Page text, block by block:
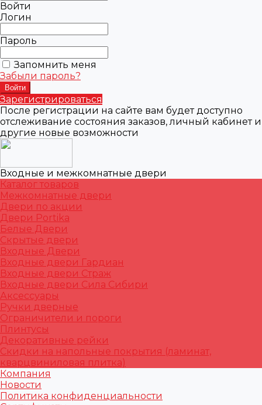
Войти
Логин
Пароль
Запомнить меня
Забыли пароль?
Зарегистрироваться
После регистрации на сайте вам будет доступно
отслеживание состояния заказов, личный кабинет и
другие новые возможности
Входные и межкомнатные двери
Каталог товаров
Межкомнатные двери
Двери по акции
Двери Portika
Белые Двери
Скрытые двери
Входные Двери
Входные двери Гардиан
Входные двери Страж
Входные двери Сила Сибири
Аксессуары
Ручки дверные
Ограничители и пороги
Плинтусы
Декоративные рейки
Скидки на напольные покрытия (ламинат,
кварцвиниловая плитка)
Компания
Новости
Политика конфиденциальности